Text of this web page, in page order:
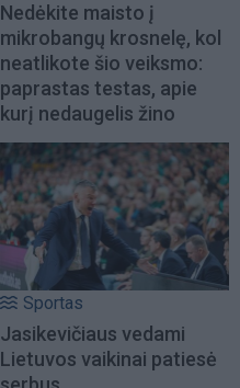
Nedėkite maisto į
mikrobangų krosnelę, kol
neatlikote šio veiksmo:
paprastas testas, apie
kurį nedaugelis žino
Sportas
Jasikevičiaus vedami
Lietuvos vaikinai patiesė